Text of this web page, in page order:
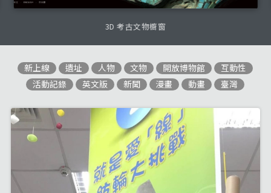
3D 考古文物櫥窗
新上線 遺址 人物 文物 開放博物館
互動性
活動記錄
英文版 新聞 漫畫 動畫 臺灣